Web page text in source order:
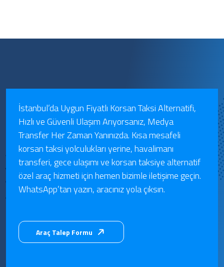
İstanbul’da Uygun Fiyatlı Korsan Taksi Alternatifi,
Hızlı ve Güvenli Ulaşım Arıyorsanız, Medya
Transfer Her Zaman Yanınızda. Kısa mesafeli
korsan taksi yolculukları yerine, havalimanı
transferi, gece ulaşımı ve korsan taksiye alternatif
özel araç hizmeti için hemen bizimle iletişime geçin.
WhatsApp’tan yazın, aracınız yola çıksın.
Araç Talep Formu